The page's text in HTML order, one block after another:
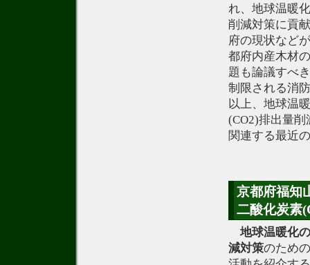
れ、地球温暖
削減対策に貢
府の現状など
都府内産木材
題も論議すべ
制限される消
以上、地球温
(CO2)排出量
関連する最近
京都府福知
二酸化炭素
地球温暖化
減対策のための